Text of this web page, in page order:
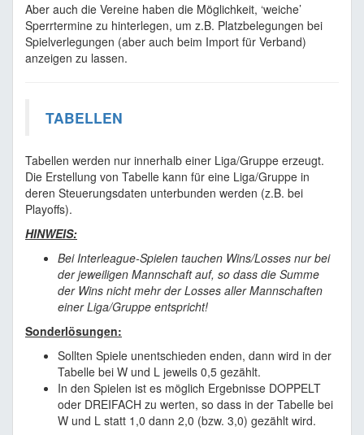
Aber auch die Vereine haben die Möglichkeit, ‘weiche’
Sperrtermine zu hinterlegen, um z.B. Platzbelegungen bei
Spielverlegungen (aber auch beim Import für Verband)
anzeigen zu lassen.
TABELLEN
Tabellen werden nur innerhalb einer Liga/Gruppe erzeugt.
Die Erstellung von Tabelle kann für eine Liga/Gruppe in
deren Steuerungsdaten unterbunden werden (z.B. bei
Playoffs).
HINWEIS:
Bei Interleague-Spielen tauchen Wins/Losses nur bei
der jeweiligen Mannschaft auf, so dass die Summe
der Wins nicht mehr der Losses aller Mannschaften
einer Liga/Gruppe entspricht!
Sonderlösungen:
Sollten Spiele unentschieden enden, dann wird in der
Tabelle bei W und L jeweils 0,5 gezählt.
In den Spielen ist es möglich Ergebnisse DOPPELT
oder DREIFACH zu werten, so dass in der Tabelle bei
W und L statt 1,0 dann 2,0 (bzw. 3,0) gezählt wird.